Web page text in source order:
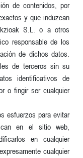
de contenidos, por
y que induzcan
S.L. o a otros
responsable de los
de dichos datos.
de terceros sin su
identificativos de
o fingir ser cualquier
esfuerzos para evitar
en el sitio web,
en cualquier
cualquier